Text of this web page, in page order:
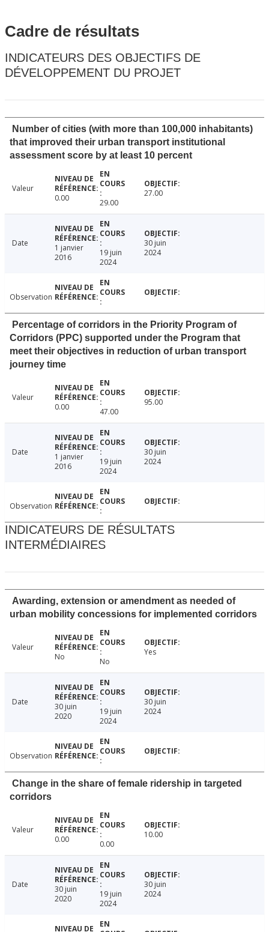
Cadre de résultats
INDICATEURS DES OBJECTIFS DE
DÉVELOPPEMENT DU PROJET
Number of cities (with more than 100,000 inhabitants)
that improved their urban transport institutional
assessment score by at least 10 percent
Valeur
0.00
29.00
27.00
Date
1 janvier
2016
19 juin
2024
30 juin
2024
Observation
Percentage of corridors in the Priority Program of
Corridors (PPC) supported under the Program that
meet their objectives in reduction of urban transport
journey time
Valeur
0.00
47.00
95.00
Date
1 janvier
2016
19 juin
2024
30 juin
2024
Observation
INDICATEURS DE RÉSULTATS
INTERMÉDIAIRES
Awarding, extension or amendment as needed of
urban mobility concessions for implemented corridors
Valeur
No
No
Yes
Date
30 juin
2020
19 juin
2024
30 juin
2024
Observation
Change in the share of female ridership in targeted
corridors
Valeur
0.00
0.00
10.00
Date
30 juin
2020
19 juin
2024
30 juin
2024